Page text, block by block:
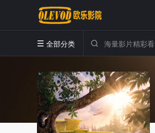
 全部分类 
很差较差
还行